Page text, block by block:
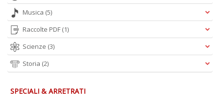
Musica (5)
Raccolte PDF (1)
Scienze (3)
Storia (2)
SPECIALI & ARRETRATI